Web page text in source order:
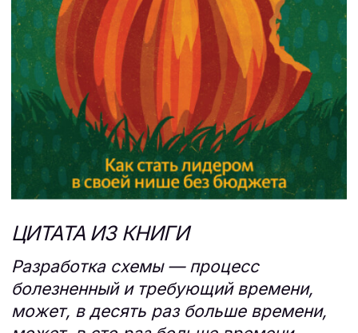
МЫ ГОРДИМСЯ УСПЕШНЫМИ
КЕЙСАМИ
РЕЗУЛЬТАТЫ
01
СПЕЦИАЛИЗИРОВАННЫЙ
ЗАСТРОЙЩИК Г. БЛАГОВЕЩЕНСК